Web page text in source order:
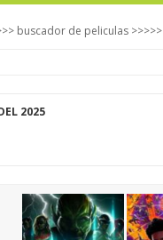
buscador de peliculas
2025